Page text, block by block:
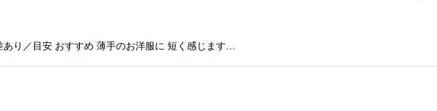
り／目安 おすすめ 薄手のお洋服に 短く感じます…